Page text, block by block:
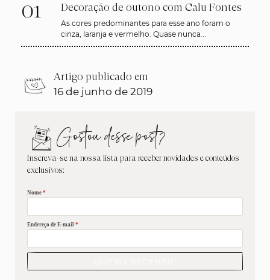
01 Decoração de outono com Calu Fontes
As cores predominantes para esse ano foram o
cinza, laranja e vermelho. Quase nunca...
Artigo publicado em
16 de junho de 2019
Gostou desse post?
Inscreva-se na nossa lista para receber novidades e conteúdos
exclusivos:
Nome *
Endereço de E-mail *